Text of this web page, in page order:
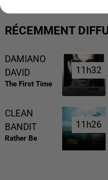
RÉCEMMENT
DAMIANO
DAVID
The First Time
11h32
11h32
CLEAN
BANDIT
Rather Be
11h26
11h26